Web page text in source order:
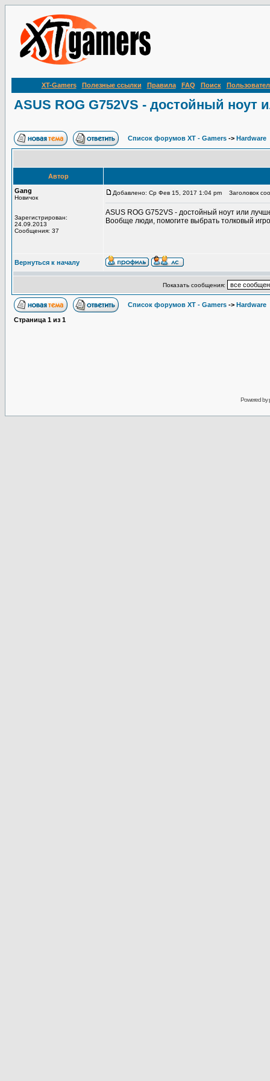
XT-Gamers Полезные ссылки Правила FAQ Поиск
ASUS ROG G752VS - достойный ноут
Список форумов XT - Gamers -> Hardware
Автор
Gang
Новичок
Зарегистрирован:
24.09.2013
Сообщения: 37
Добавлено: Ср Фев 15, 2017 1:04 pm Заголовок
ASUS ROG G752VS - достойный ноут или
Вообще люди, помогите выбрать толковый
Вернуться к началу
Показать сообщения:
Список форумов XT - Gamers -> Hardware
Страница 1 из 1
Powered by